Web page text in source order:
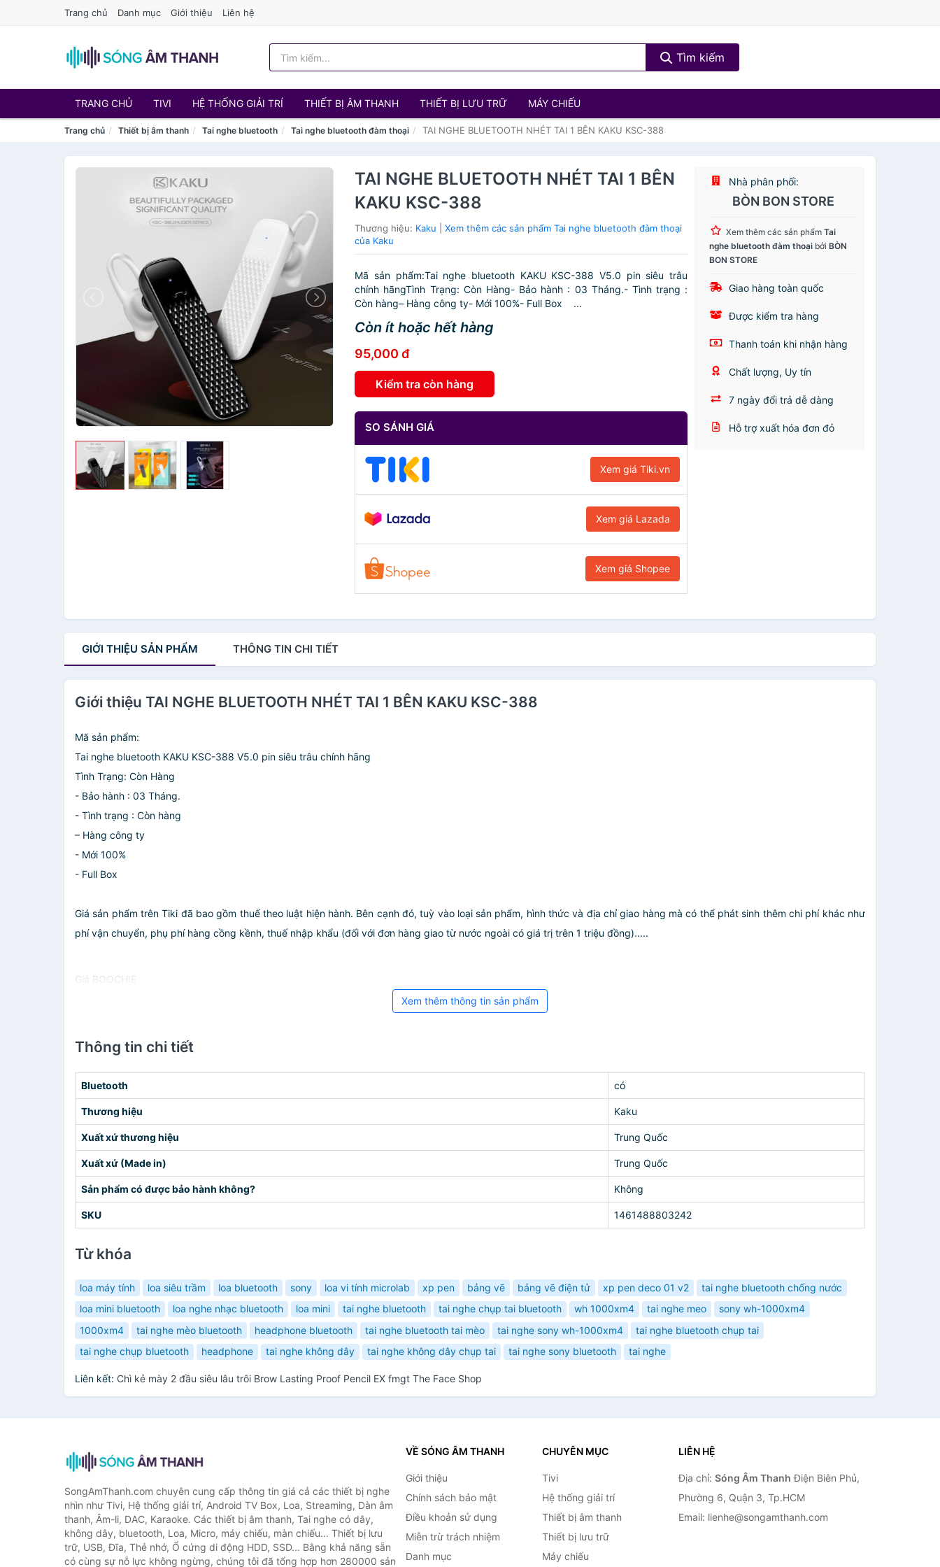
Trang chủ Danh mục Giới thiệu Liên hệ
Tìm kiếm
TRANG CHỦ TIVI HỆ THỐNG GIẢI TRÍ THIẾT BỊ ÂM THANH THIẾT BỊ LƯU TRỮ MÁY CHIẾU
Trang chủ Thiết bị âm thanh Tai nghe bluetooth Tai nghe bluetooth đàm thoại TAI NGHE BLUETOOTH NHÉT TAI 1 BÊN KAKU KSC-388
TAI NGHE BLUETOOTH NHÉT TAI 1 BÊN
KAKU KSC-388
Thương hiệu: Kaku |Xem thêm các sản phẩm Tai nghe bluetooth đàm thoại
của Kaku
Mã sản phẩm:Tai nghe bluetooth KAKU KSC-388 V5.0 pin siêu trâu
chính hãngTình Trạng: Còn Hàng- Bảo hành : 03 Tháng.- Tình trạng :
Còn hàng– Hàng công ty- Mới 100%- Full Box ...
Còn ít hoặc hết hàng
95,000 đ
Kiểm tra còn hàng
SO SÁNH GIÁ
Xem giá Tiki.vn
Xem giá Lazada
Xem giá Shopee
Nhà phân phối:
BÒN BON STORE
Xem thêm các sản phẩmTai
nghe bluetooth đàm thoại bởiBÒN
BON STORE
Giao hàng toàn quốc
Được kiểm tra hàng
Thanh toán khi nhận hàng
Chất lượng, Uy tín
7 ngày đổi trả dễ dàng
Hỗ trợ xuất hóa đơn đỏ
GIỚI THIỆU SẢN PHẨM THÔNG TIN CHI TIẾT
Giới thiệu TAI NGHE BLUETOOTH NHÉT TAI 1 BÊN KAKU KSC-388
Mã sản phẩm:
Tai nghe bluetooth KAKU KSC-388 V5.0 pin siêu trâu chính hãng
Tình Trạng: Còn Hàng
- Bảo hành : 03 Tháng.
- Tình trạng : Còn hàng
– Hàng công ty
- Mới 100%
- Full Box
Giá sản phẩm trên Tiki đã bao gồm thuế theo luật hiện hành. Bên cạnh đó, tuỳ vào loại sản phẩm, hình thức và địa chỉ giao hàng mà có thể phát sinh thêm chi phí khác như
phí vận chuyển, phụ phí hàng cồng kềnh, thuế nhập khẩu (đối với đơn hàng giao từ nước ngoài có giá trị trên 1 triệu đồng).....
Giá BOOCHIE
Xem thêm thông tin sản phẩm
Thông tin chi tiết
Bluetooth có
Thương hiệu Kaku
Xuất xứ thương hiệu Trung Quốc
Xuất xứ (Made in) Trung Quốc
Sản phẩm có được bảo hành không? Không
SKU 1461488803242
Từ khóa
loa máy tính loa siêu trầm loa bluetooth sony loa vi tính microlab xp pen bảng vẽ bảng vẽ điện tử xp pen deco 01 v2
tai nghe bluetooth chống nước
loa mini bluetooth
loa nghe nhạc bluetooth loa mini tai nghe bluetooth tai nghe chụp tai bluetooth wh 1000xm4 tai nghe meo
sony wh-1000xm4
1000xm4
tai nghe mèo bluetooth headphone bluetooth tai nghe bluetooth tai mèo tai nghe sony wh-1000xm4
tai nghe bluetooth chụp tai
tai nghe chụp bluetooth
headphone tai nghe không dây tai nghe không dây chụp tai tai nghe sony bluetooth tai nghe
Liên kết: Chì kẻ mày 2 đầu siêu lâu trôi Brow Lasting Proof Pencil EX fmgt The Face Shop
SongAmThanh.com chuyên cung cấp thông tin giá cả các thiết bị nghe
nhìn như Tivi, Hệ thống giải trí, Android TV Box, Loa, Streaming, Dàn âm
thanh, Âm-li, DAC, Karaoke. Các thiết bị âm thanh, Tai nghe có dây,
không dây, bluetooth, Loa, Micro, máy chiếu, màn chiếu... Thiết bị lưu
trữ, USB, Đĩa, Thẻ nhớ, Ổ cứng di động HDD, SSD... Bằng khả năng sẵn
có cùng sự nỗ lực không ngừng, chúng tôi đã tổng hợp hơn 280000 sản
VỀ SÓNG ÂM THANH
Giới thiệu
Chính sách bảo mật
Điều khoản sử dụng
Miễn trừ trách nhiệm
Danh mục
CHUYÊN MỤC
Tivi
Hệ thống giải trí
Thiết bị âm thanh
Thiết bị lưu trữ
Máy chiếu
LIÊN HỆ
Địa chỉ: Sóng Âm Thanh Điện Biên Phủ,
Phường 6, Quận 3, Tp.HCM
Email: lienhe@songamthanh.com